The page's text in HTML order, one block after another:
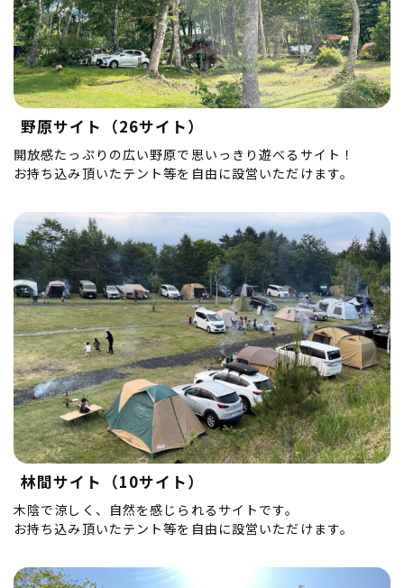
野原サイト（26サイト）
開放感たっぷりの広い野原で思いっきり遊べるサイト！
お持ち込み頂いたテント等を自由に設営いただけます。
林間サイト（10サイト）
木陰で涼しく、自然を感じられるサイトです。
お持ち込み頂いたテント等を自由に設営いただけます。